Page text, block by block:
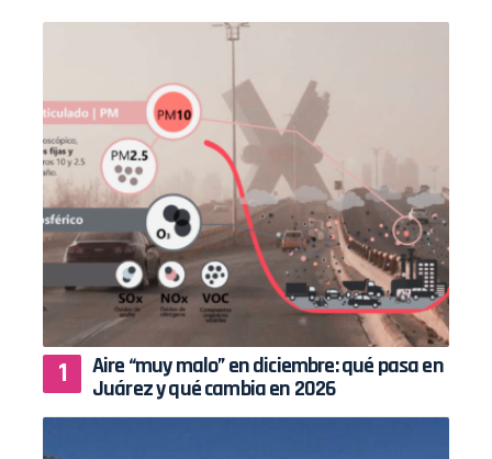
Aire “muy malo” en diciembre: qué pasa en
Juárez y qué cambia en 2026